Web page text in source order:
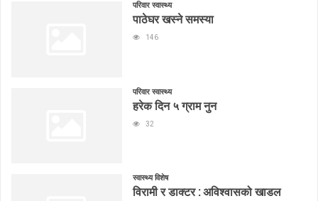
परिवार स्वास्थ्य
पाठेघर खस्ने समस्या
146
परिवार स्वास्थ्य
हरेक दिन ५ ग्राम नुन
32
स्वास्थ्य विशेष
विरामी र डाक्टर : अविश्वासको खाडल